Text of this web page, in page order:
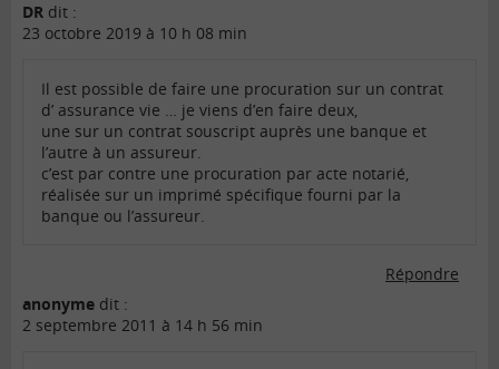
DR dit :
23 octobre 2019 à 10 h 08 min
Il est possible de faire une procuration sur un contrat
d’ assurance vie … je viens d’en faire deux,
une sur un contrat souscript auprès une banque et
l’autre à un assureur.
c’est par contre une procuration par acte notarié,
réalisée sur un imprimé spécifique fourni par la
banque ou l’assureur.
Répondre
anonyme dit :
2 septembre 2011 à 14 h 56 min